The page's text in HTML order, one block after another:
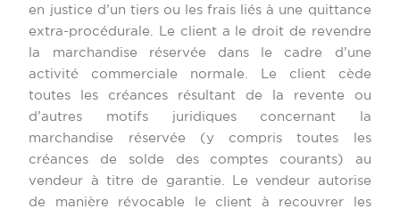
en justice d’un tiers ou les frais liés à une quittance
extra-procédurale. Le client a le droit de revendre
la marchandise réservée dans le cadre d’une
activité commerciale normale. Le client cède
toutes les créances résultant de la revente ou
d’autres motifs juridiques concernant la
marchandise réservée (y compris toutes les
créances de solde des comptes courants) au
vendeur à titre de garantie. Le vendeur autorise
de manière révocable le client à recouvrer les